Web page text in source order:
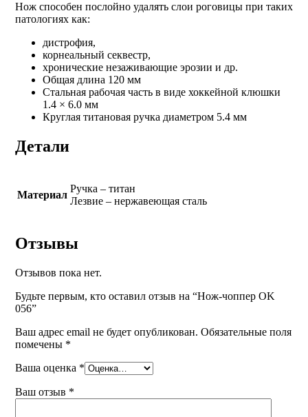
Нож способен послойно удалять слои роговицы при таких
патологиях как:
дистрофия,
корнеальный секвестр,
хронические незаживающие эрозии и др.
Общая длина 120 мм
Стальная рабочая часть в виде хоккейной клюшки
1.4 × 6.0 мм
Круглая титановая ручка диаметром 5.4 мм
Детали
Материал
Ручка – титан
Лезвие – нержавеющая сталь
Отзывы
Отзывов пока нет.
Будьте первым, кто оставил отзыв на “Нож-чоппер OK
056”
Ваш адрес email не будет опубликован. Обязательные поля
помечены *
Ваша оценка *
Ваш отзыв *